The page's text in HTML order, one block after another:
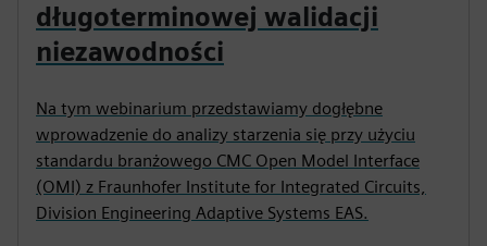
długoterminowej walidacji
niezawodności
Na tym webinarium przedstawiamy dogłębne
wprowadzenie do analizy starzenia się przy użyciu
standardu branżowego CMC Open Model Interface
(OMI) z Fraunhofer Institute for Integrated Circuits,
Division Engineering Adaptive Systems EAS.